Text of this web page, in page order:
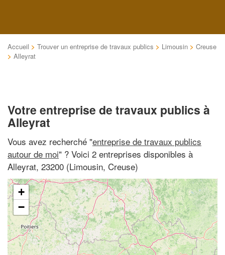
Accueil > Trouver un entreprise de travaux publics > Limousin > Creuse
> Alleyrat
Votre entreprise de travaux publics à
Alleyrat
Vous avez recherché "entreprise de travaux publics
autour de moi" ? Voici 2 entreprises disponibles à
Alleyrat, 23200 (Limousin, Creuse)
+
−